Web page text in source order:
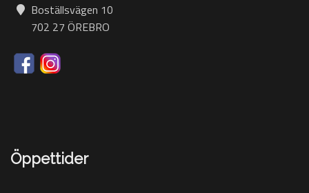
Boställsvägen 10
702 27 ÖREBRO
Öppettider